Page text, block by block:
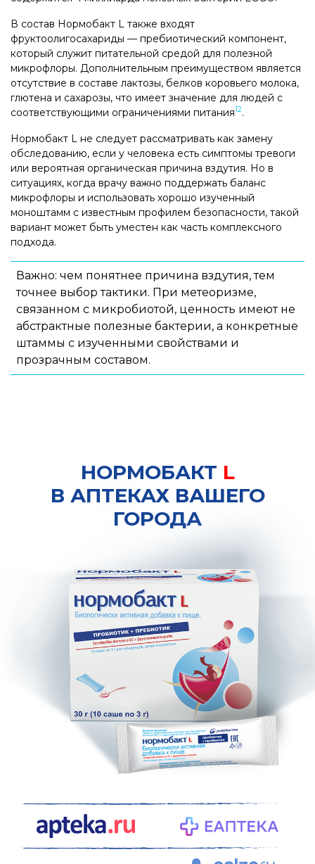
В состав Нормобакт L также входят
фруктоолигосахариды — пребиотический компонент,
который служит питательной средой для полезной
микрофлоры. Дополнительным преимуществом является
отсутствие в составе лактозы, белков коровьего молока,
глютена и сахарозы, что имеет значение для людей с
соответствующими ограничениями питания12.
Нормобакт L не следует рассматривать как замену
обследованию, если у человека есть симптомы тревоги
или вероятная органическая причина вздутия. Но в
ситуациях, когда врачу важно поддержать баланс
микрофлоры и использовать хорошо изученный
моноштамм с известным профилем безопасности, такой
вариант может быть уместен как часть комплексного
подхода.
Важно: чем понятнее причина вздутия, тем
точнее выбор тактики. При метеоризме,
связанном с микробиотой, ценность имеют не
абстрактные полезные бактерии, а конкретные
штаммы с изученными свойствами и
прозрачным составом.
НОРМОБАКТ L
В АПТЕКАХ ВАШЕГО
ГОРОДА